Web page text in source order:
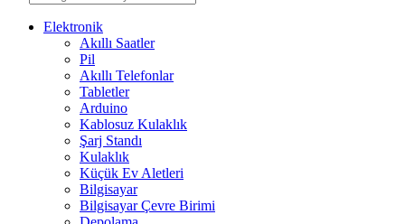
Elektronik
Akıllı Saatler
Pil
Akıllı Telefonlar
Tabletler
Arduino
Kablosuz Kulaklık
Şarj Standı
Kulaklık
Küçük Ev Aletleri
Bilgisayar
Bilgisayar Çevre Birimi